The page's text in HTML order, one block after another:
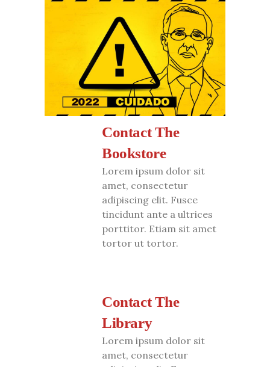
Contact The
Bookstore
Lorem ipsum dolor sit
amet, consectetur
adipiscing elit. Fusce
tincidunt ante a ultrices
porttitor. Etiam sit amet
tortor ut tortor.
Contact The
Library
Lorem ipsum dolor sit
amet, consectetur